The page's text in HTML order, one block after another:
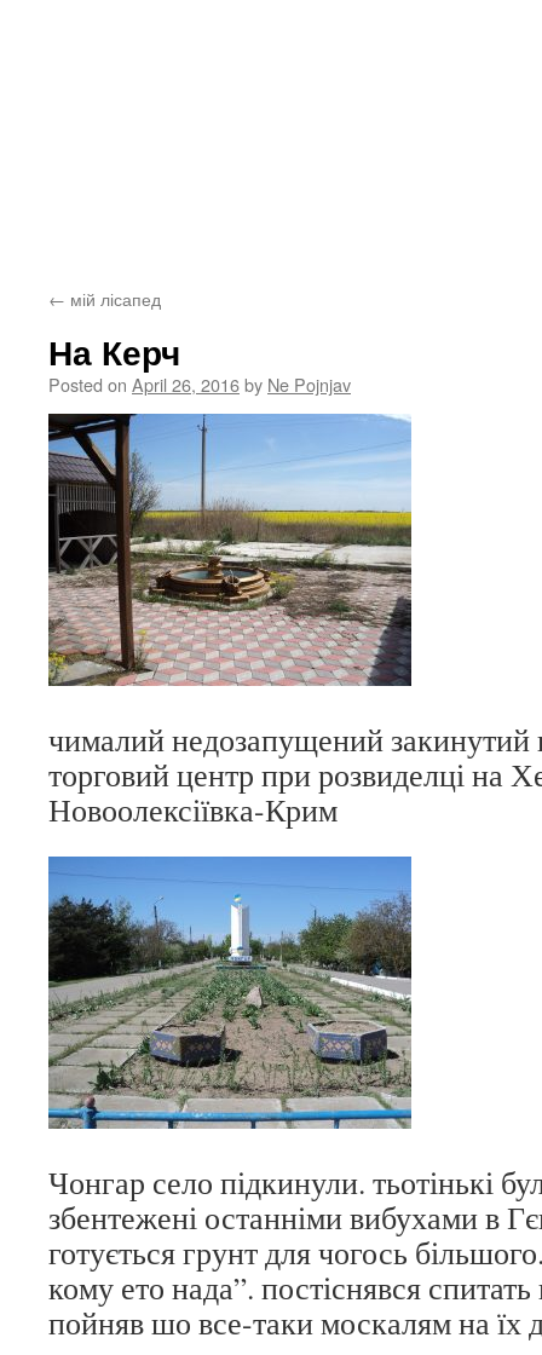
← мій лісапед
На Керч
Posted on April 26, 2016by Ne Pojnjav
чималий недозапущений закинутий
торговий центр при розвиделці на
Новоолексіївка-Крим
Чонгар село підкинули. тьотінькі
збентежені останніми вибухами в
готується грунт для чогось
кому ето нада”. постіснявся
пойняв шо все-таки москалям на їх